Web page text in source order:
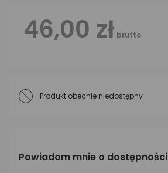
46,00 zł brutto
Produkt obecnie niedostępny
Powiadom mnie o dostępności